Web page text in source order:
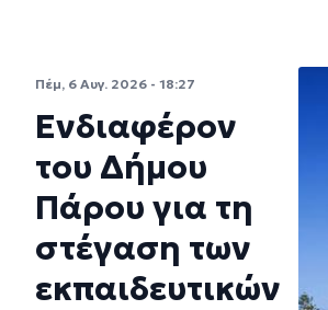
Πέμ, 6 Αυγ. 2026 - 18:27
Ενδιαφέρον
του Δήμου
Πάρου για τη
στέγαση των
εκπαιδευτικών